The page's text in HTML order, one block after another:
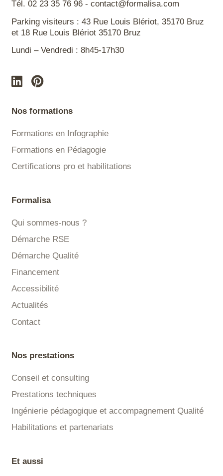
Tél. 02 23 35 76 96 - contact@formalisa.com
Parking visiteurs : 43 Rue Louis Blériot, 35170 Bruz
et 18 Rue Louis Blériot 35170 Bruz
Lundi – Vendredi : 8h45-17h30
Nos formations
Formations en Infographie
Formations en Pédagogie
Certifications pro et habilitations
Formalisa
Qui sommes-nous ?
Démarche RSE
Démarche Qualité
Financement
Accessibilité
Actualités
Contact
Nos prestations
Conseil et consulting
Prestations techniques
Ingénierie pédagogique et accompagnement Qualité
Habilitations et partenariats
Et aussi